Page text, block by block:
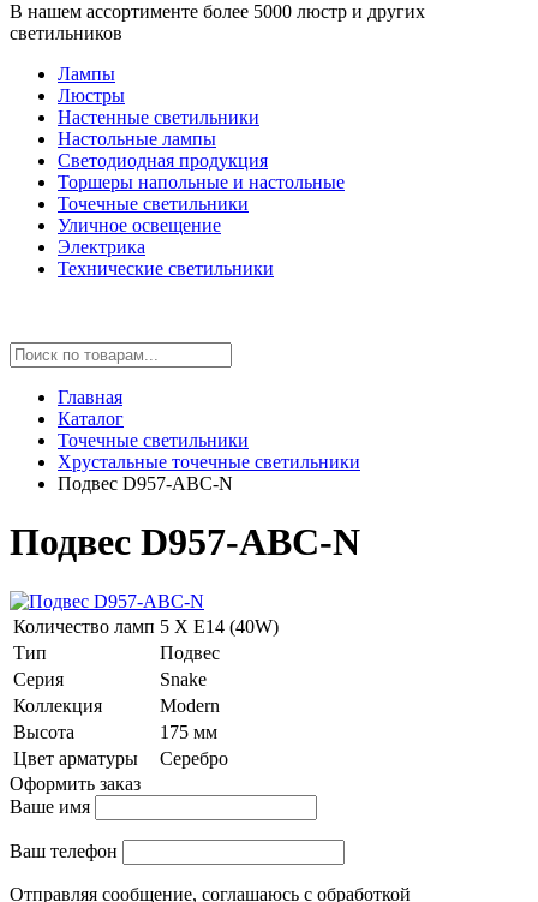
В нашем ассортименте более 5000 люстр и других
светильников
Лампы
Люстры
Настенные светильники
Настольные лампы
Светодиодная продукция
Торшеры напольные и настольные
Точечные светильники
Уличное освещение
Электрика
Технические светильники
Главная
Каталог
Точечные светильники
Хрустальные точечные светильники
Подвес D957-ABC-N
Подвес D957-ABC-N
Количество ламп 5 Х E14 (40W)
Тип
Подвес
Серия
Snake
Коллекция
Modern
Высота
175 мм
Цвет арматуры
Серебро
Оформить заказ
Ваше имя
Ваш телефон
Отправляя сообщение, соглашаюсь с обработкой